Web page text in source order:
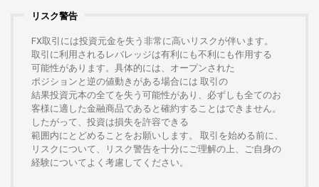
リスク警告
FX取引には投資元金を失う 非常に高い リスクが伴います。
取引に利用さ れる レバレッジは有利にも不利にも作用する
可能性があります。 具体的には、 オープンさ れた
ポジションと 逆の値動きがある場合には 取引の
結果投資元本の全てを失う 可能性があり、 必ずしも全てのお
客様に適した金融商品であると 確約することはできません。
したがって、 投資は損失を許容できる
範囲内にとどめることをお願いします。 取引を始める前に、
リスクについて、
リスク警告を十分にご理解の上、 ご自身の
経験についてよく 考慮してください。